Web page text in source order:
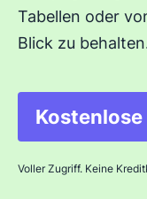
Tabellen oder
Blick zu
Voller Zugriff. Keine